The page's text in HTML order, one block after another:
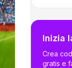
Inizia
Crea
gratis e